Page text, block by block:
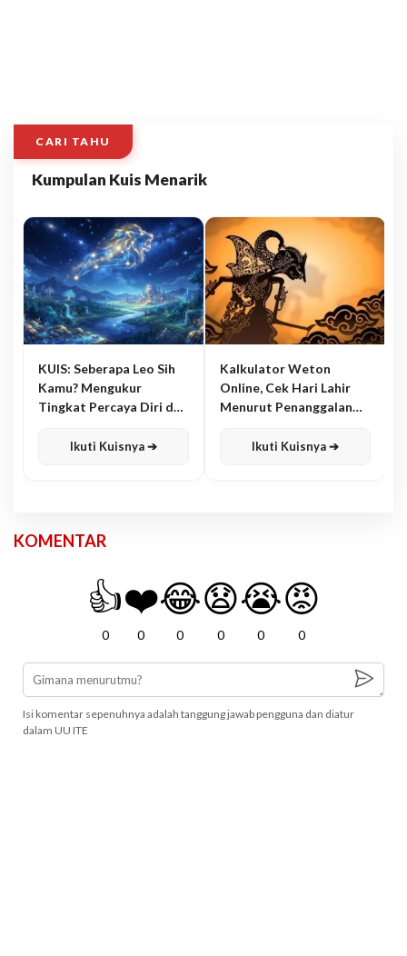
CARI TAHU
Kumpulan Kuis Menarik
KUIS: Seberapa Leo Sih
Kamu? Mengukur
Tingkat Percaya Diri dan
Ikuti Kuisnya ➔
Kalkulator Weton
Online, Cek Hari Lahir
Menurut Penanggalan
Ikuti Kuisnya ➔
KOMENTAR
👍
0
❤️
0
😂
0
😧
0
😭
0
😡
0
Isi komentar sepenuhnya adalah tanggung jawab pengguna dan diatur
dalam UU ITE